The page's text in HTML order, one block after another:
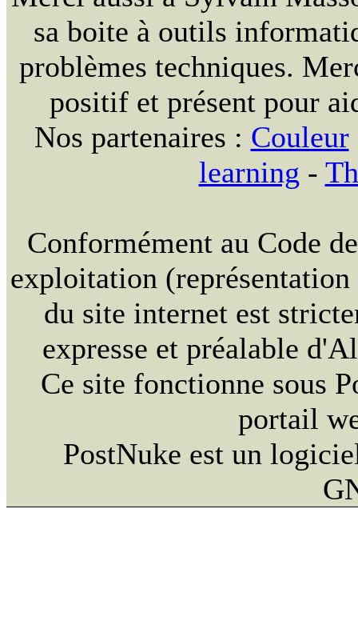
sa boite à outils
problèmes techniques.
positif et présent pour
Nos partenaires : Couleur
learning -
Conformément au Code
exploitation
du site internet est
expresse et préalable
Ce site fonctionne sous
portail
PostNuke est un